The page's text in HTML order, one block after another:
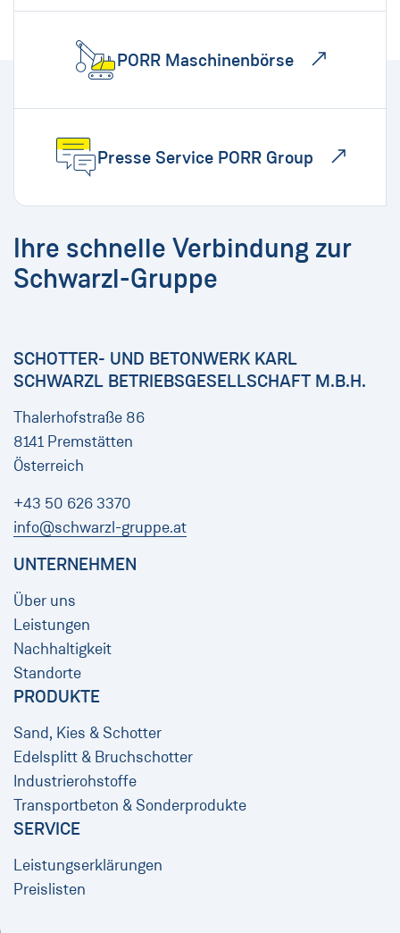
PORR Maschinenbörse
Presse Service PORR Group
Ihre schnelle Verbindung zur
Schwarzl-Gruppe
SCHOTTER- UND BETONWERK KARL
SCHWARZL BETRIEBSGESELLSCHAFT M.B.H.
Thalerhofstraße 86
8141 Premstätten
Österreich
+43 50 626 3370
info@schwarzl-gruppe.at
UNTERNEHMEN
Über uns
Leistungen
Nachhaltigkeit
Standorte
PRODUKTE
Sand, Kies & Schotter
Edelsplitt & Bruchschotter
Industrierohstoffe
Transportbeton & Sonderprodukte
SERVICE
Leistungserklärungen
Preislisten